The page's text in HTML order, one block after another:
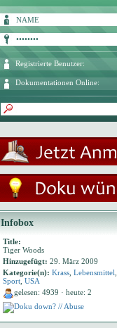
Registrierte Benutzer:
Dokumentationen Online:
Infobox
Title:
Tiger Woods
Hinzugefügt: 29. März 2009
Kategorie(n): Krass Lebensmittel
Sport USA
gelesen: 4939 · heute: 2
Doku down? // Abuse